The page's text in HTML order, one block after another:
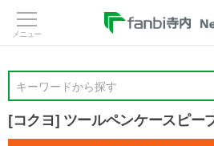
キーワードから探す
[コクヨ] ツールペンケースピー